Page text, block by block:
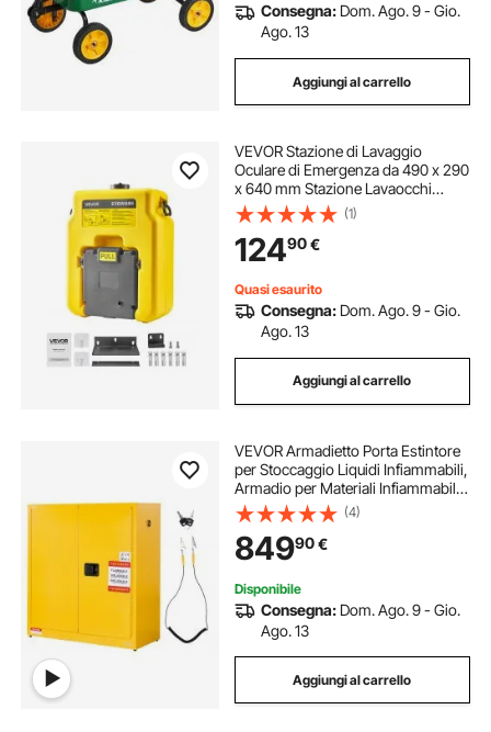
Consegna: Dom. Ago. 9 - Gio.
Ago. 13
Aggiungi al carrello
VEVOR Stazione di Lavaggio
Oculare di Emergenza da 490 x 290
x 640 mm Stazione Lavaocchi
Portatile con 2 Spruzzi,
Installazione Semplificata, per
Scuole, Laboratori, Fabbriche,
Giallo
(1)
12490€
Quasi esaurito
Consegna: Dom. Ago. 9 - Gio.
Ago. 13
Aggiungi al carrello
VEVOR Armadietto Porta Estintore
per Stoccaggio Liquidi Infiammabili,
Armadio per Materiali Infiammabili
Capienza ca. 110 L Ripiano
Regolabile, in Acciaio Laminato a
Freddo e Zincato
(4)
84990€
Disponibile
Consegna: Dom. Ago. 9 - Gio.
Ago. 13
Aggiungi al carrello